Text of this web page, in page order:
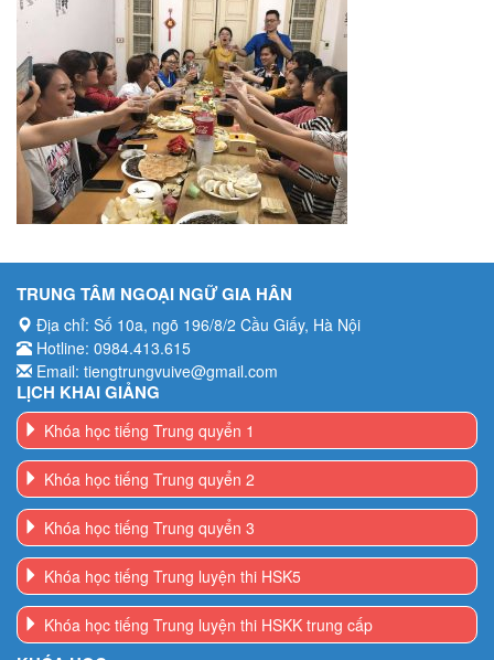
TRUNG TÂM NGOẠI NGỮ GIA HÂN
Địa chỉ: Số 10a, ngõ 196/8/2 Cầu Giấy, Hà Nội
Hotline: 0984.413.615
Email: tiengtrungvuive@gmail.com
LỊCH KHAI GIẢNG
Khóa học tiếng Trung quyển 1
Khóa học tiếng Trung quyển 2
Khóa học tiếng Trung quyển 3
Khóa học tiếng Trung luyện thi HSK5
Khóa học tiếng Trung luyện thi HSKK trung cấp